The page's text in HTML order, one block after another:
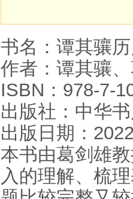
书名：谭其骧
作者：谭其骧
ISBN：978-7-
出版社：中华
出版日期：
本书由葛剑雄
入的理解、梳